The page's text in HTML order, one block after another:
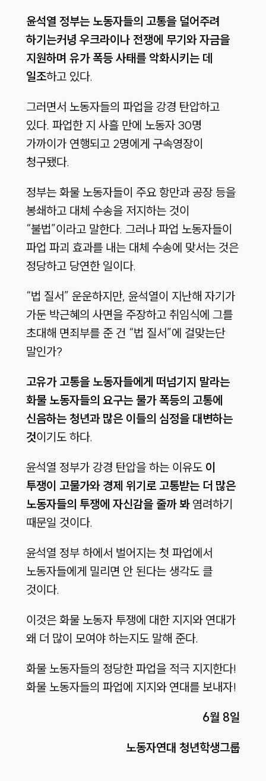
윤석열 정부는 노동자들의 고통을 덜어주려
하기는커녕 우크라이나 전쟁에 무기와 자금을
지원하며 유가 폭등 사태를 악화시키는 데
일조하고 있다.
그러면서 노동자들의 파업을 강경 탄압하고
있다. 파업한 지 사흘 만에 노동자 30명
가까이가 연행되고 2명에게 구속영장이
청구됐다.
정부는 화물 노동자들이 주요 항만과 공장 등을
봉쇄하고 대체 수송을 저지하는 것이
“불법”이라고 말한다. 그러나 파업 노동자들이
파업 파괴 효과를 내는 대체 수송에 맞서는 것은
정당하고 당연한 일이다.
“법 질서” 운운하지만, 윤석열이 지난해 자기가
가둔 박근혜의 사면을 주장하고 취임식에 그를
초대해 면죄부를 준 건 “법 질서”에 걸맞는단
말인가?
고유가 고통을 노동자들에게 떠넘기지 말라는
화물 노동자들의 요구는 물가 폭등의 고통에
신음하는 청년과 많은 이들의 심정을 대변하는
것이기도 하다.
윤석열 정부가 강경 탄압을 하는 이유도 이
투쟁이 고물가와 경제 위기로 고통받는 더 많은
노동자들의 투쟁에 자신감을 줄까 봐염려하기
때문일 것이다.
윤석열 정부 하에서 벌어지는 첫 파업에서
노동자들에게 밀리면 안 된다는 생각도 클
것이다.
이것은 화물 노동자 투쟁에 대한 지지와 연대가
왜 더 많이 모여야 하는지도 말해 준다.
화물 노동자들의 정당한 파업을 적극 지지한다!
화물 노동자들의 파업에 지지와 연대를 보내자!
6월 8일
노동자연대 청년학생그룹